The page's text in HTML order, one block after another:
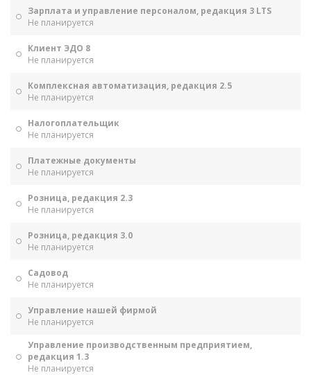
Зарплата и управление персоналом, редакция 3 LTS
Не планируется
Клиент ЭДО 8
Не планируется
Комплексная автоматизация, редакция 2.5
Не планируется
Налогоплательщик
Не планируется
Платежные документы
Не планируется
Розница, редакция 2.3
Не планируется
Розница, редакция 3.0
Не планируется
Садовод
Не планируется
Управление нашей фирмой
Не планируется
Управление производственным предприятием,
редакция 1.3
Не планируется